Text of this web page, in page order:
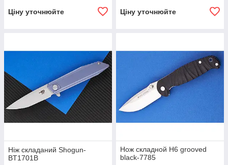
Ціну уточнюйте Ціну уточнюйте
Ніж складаний Shogun-
BT1701B
Нож складной H6 grooved
black-7785